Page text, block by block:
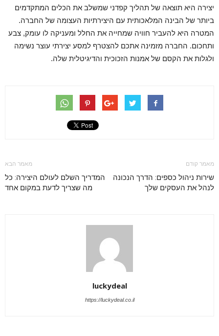
יצירה היא תוצאה של תהליך קפדני שמשלב את הכלים המתקדמים
ביותר של הבינה המלאכותית עם היצירתיות העצומה של החברה.
המטרה היא להעביר חוויה שמחייה את החלל ומעניקה לו עומק, צבע
ותחכום. החברה מזמינה אתכם להצטרף למסע יצירתי עוצר נשימה
ולגלות את הקסם של אמנות הזכוכית והדיגיטלית שלה.
מאמר קודם
שירות ניהול כספים: הדרך הנכונה
לנהל את העסקים שלך
מאמר הבא
המדריך השלם לעולם היצירה: כל
מה שצריך לדעת במקום אחד
luckydeal
https://luckydeal.co.il